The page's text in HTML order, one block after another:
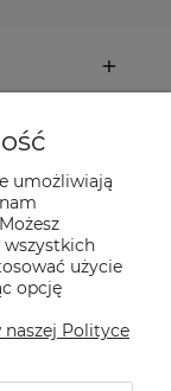
umożliwiają
wszystkich
użycie
opcję
Polityce